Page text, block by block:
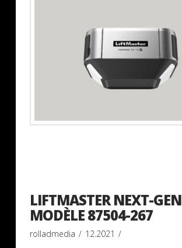
LIFTMASTER NEXT-GEN
MODÈLE 87504-267
rolladmedia 12.2021